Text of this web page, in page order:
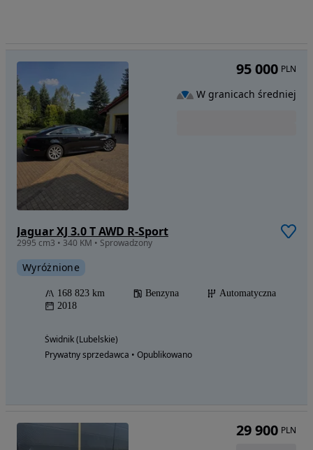
Jaguar XJ 3.0 T AWD R-Sport
2995 cm3 • 340 KM • Sprowadzony
Wyróżnione
168 823 km Benzyna
Automatyczna
2018
Świdnik (Lubelskie)
Prywatny sprzedawca • Opublikowano
95 000 PLN
W granicach średniej
29 900 PLN